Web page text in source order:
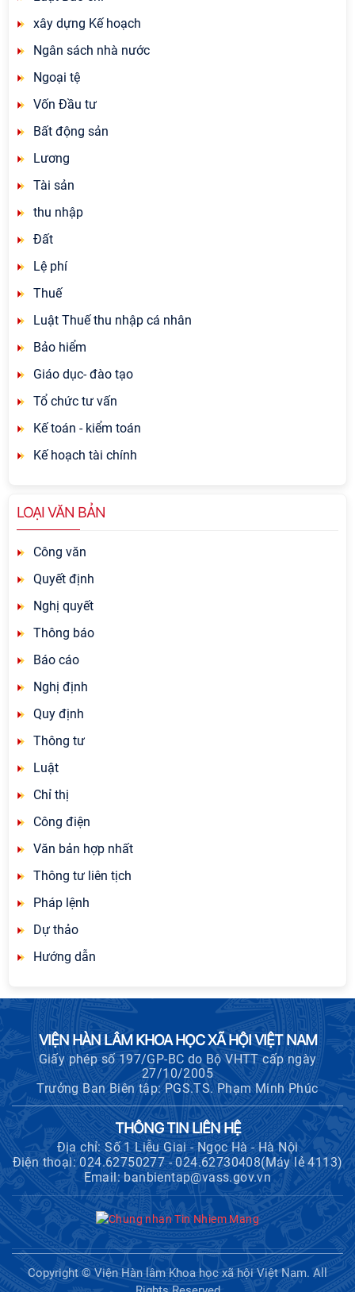
xây dựng Kế hoạch
Ngân sách nhà nước
Ngoại tệ
Vốn Đầu tư
Bất động sản
Lương
Tài sản
thu nhập
Đất
Lệ phí
Thuế
Luật Thuế thu nhập cá nhân
Bảo hiểm
Giáo dục- đào tạo
Tổ chức tư vấn
Kế toán - kiểm toán
Kế hoạch tài chính
LOẠI VĂN BẢN
Công văn
Quyết định
Nghị quyết
Thông báo
Báo cáo
Nghị định
Quy định
Thông tư
Luật
Chỉ thị
Công điện
Văn bản hợp nhất
Thông tư liên tịch
Pháp lệnh
Dự thảo
Hướng dẫn
VIỆN HÀN LÂM KHOA HỌC XÃ HỘI VIỆT NAM
Giấy phép số 197/GP-BC do Bộ VHTT cấp ngày
27/10/2005
Trưởng Ban Biên tập: PGS.TS. Phạm Minh Phúc
THÔNG TIN LIÊN HỆ
Địa chỉ: Số 1 Liễu Giai - Ngọc Hà - Hà Nội
Điện thoại: 024.62750277 - 024.62730408(Máy lẻ 4113)
Email: banbientap@vass.gov.vn
Copyright © Viện Hàn lâm Khoa học xã hội Việt Nam. All